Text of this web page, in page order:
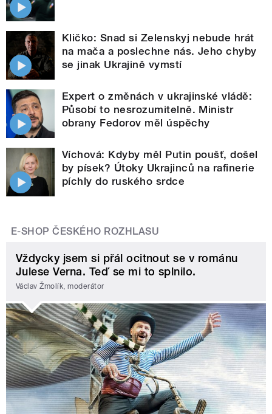
Kličko: Snad si Zelenskyj nebude hrát
na mača a poslechne nás. Jeho chyby
se jinak Ukrajině vymstí
Expert o změnách v ukrajinské vládě:
Působí to nesrozumitelně. Ministr
obrany Fedorov měl úspěchy
Víchová: Kdyby měl Putin poušť, došel
by písek? Útoky Ukrajinců na rafinerie
píchly do ruského srdce
E-SHOP ČESKÉHO ROZHLASU
Vždycky jsem si přál ocitnout se v románu
Julese Verna. Teď se mi to splnilo.
Václav Žmolík, moderátor